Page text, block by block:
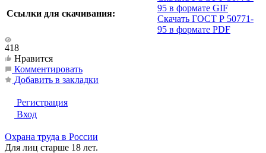
Ссылки для скачивания:
95 в формате GIF
Скачать ГОСТ Р 50771-
95 в формате PDF
418
Нравится
Комментировать
Добавить в закладки
Регистрация
Вход
Охрана труда в России
Для лиц старше 18 лет.